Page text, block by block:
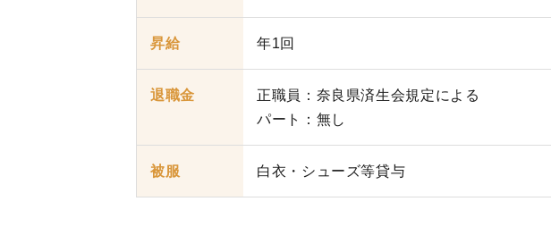
昇給 年1回
退職金
正職員：奈良県済生会規定による
パート：無し
被服 白衣・シューズ等貸与